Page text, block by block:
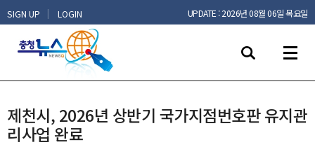
SIGN UP | LOGIN UPDATE : 2026년 08월 06일 목요일
제천시, 2026년 상반기 국가지점번호판 유지관
리사업 완료